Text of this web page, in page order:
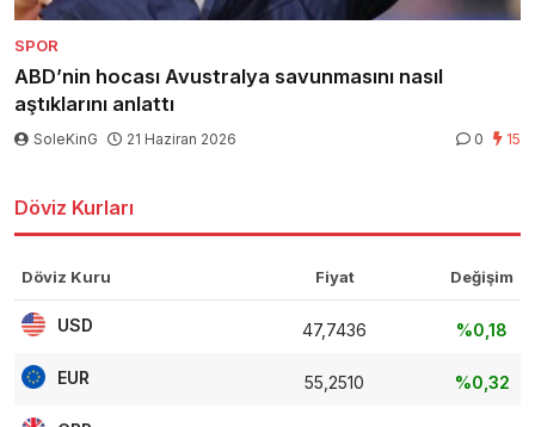
SPOR
ABD’nin hocası Avustralya savunmasını nasıl
aştıklarını anlattı
SoleKinG 21 Haziran 2026 0 15
Döviz Kurları
Döviz Kuru Fiyat Değişim
USD 47,7436 %0,18
EUR 55,2510 %0,32